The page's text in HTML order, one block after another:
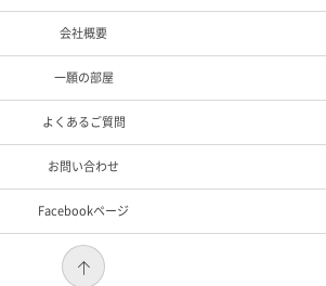
会社概要
一願の部屋
よくあるご質問
お問い合わせ
Facebookページ